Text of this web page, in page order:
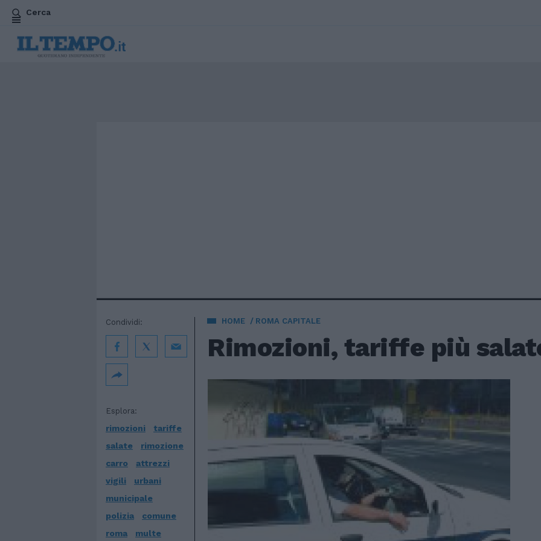
Cerca
HOME ROMA CAPITALE
Rimozioni, tariffe più
Esplora:
rimozioni
tariffe
salate
rimozione
carro
attrezzi
vigili
urbani
municipale
polizia
comune
roma
multe
Condividi: